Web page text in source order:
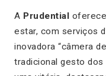
A Prudential
estar, com serviços
inovadora “câmera
tradicional gesto